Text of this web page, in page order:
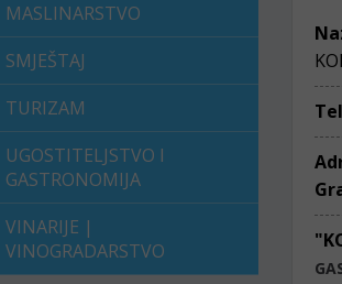
MASLINARSTVO
SMJEŠTAJ
TURIZAM
UGOSTITELJSTVO I
GASTRONOMIJA
VINARIJE |
VINOGRADARSTVO